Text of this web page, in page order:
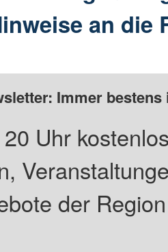
an die
Immer
Uhr
der